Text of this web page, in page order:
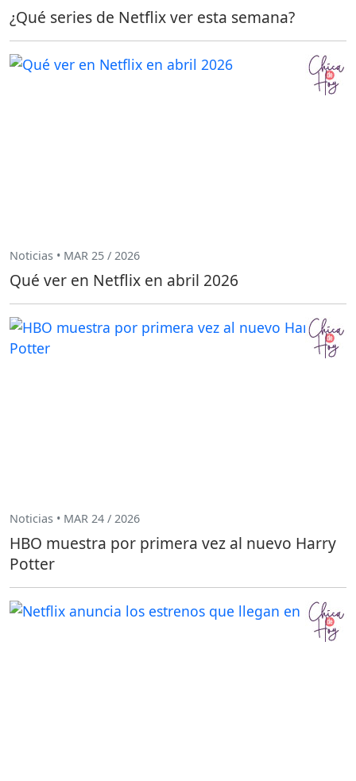
¿Qué series de Netflix ver esta semana?
Noticias • MAR 25 / 2026
Qué ver en Netflix en abril 2026
Noticias • MAR 24 / 2026
HBO muestra por primera vez al nuevo Harry
Potter